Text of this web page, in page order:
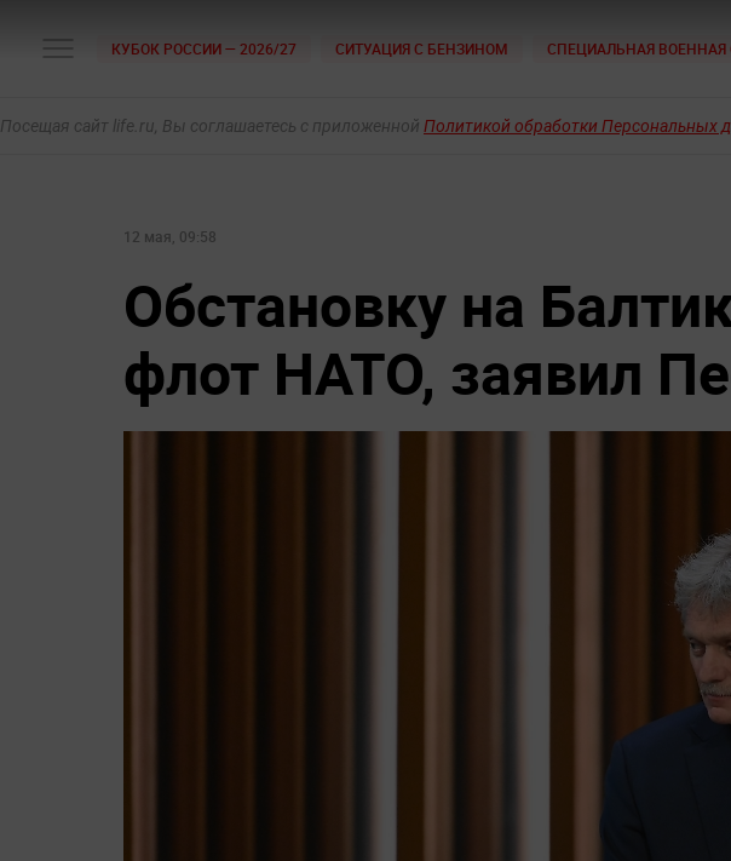
КУБОК РОССИИ — 2026/27 СИТУАЦИЯ С БЕНЗИНОМ СПЕЦИАЛЬНАЯ ВОЕННАЯ
Посещая сайт life.ru, Вы соглашаетесь с приложенной Политикой обработки Персональных
12 мая, 09:58
Обстановку на
флот НАТО, заявил